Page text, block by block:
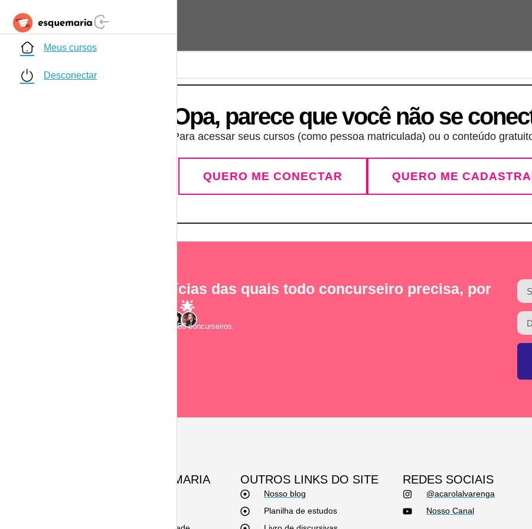
Meus cursos
Desconectar
Opa, parece que você não se
Para acessar seus cursos (como pessoa matriculada) ou o conteúdo
QUERO ME CONECTAR QUERO ME
As notícias das quais todo concurseiro precisa, por
e-mail! 🌟
Junte-se a 2.856 concurseiros.
SOBRE A ESQUEMARIA OUTROS LINKS DO SITE
Nosso blog
Planilha de estudos
REDES SOCIAIS
@acarolalvarenga
Nosso Canal